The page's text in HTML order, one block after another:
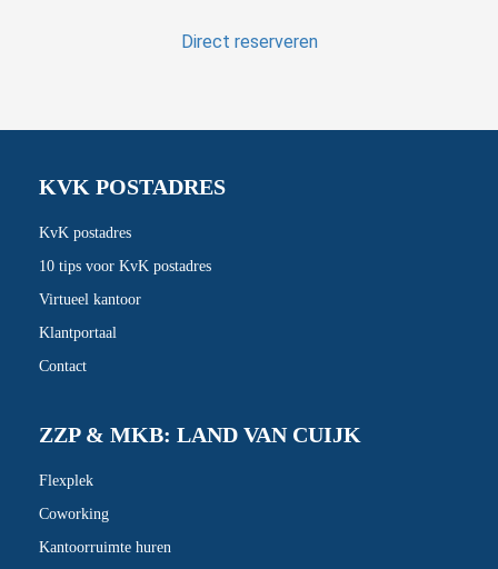
Direct reserveren
KVK POSTADRES
KvK postadres
10 tips voor KvK postadres
Virtueel kantoor
Klantportaal
Contact
ZZP & MKB: LAND VAN CUIJK
Flexplek
Coworking
Kantoorruimte huren